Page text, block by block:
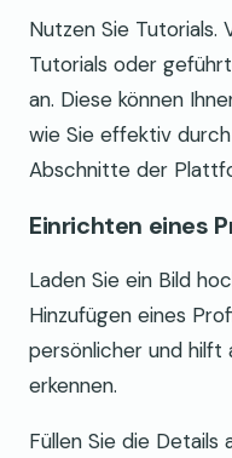
Nutzen Sie
Tutorials oder
an. Diese können
wie Sie effektiv
Abschnitte der
Einrichten eines
Laden Sie ein Bild
Hinzufügen eines
persönlicher und hilft
erkennen.
Füllen Sie die Details